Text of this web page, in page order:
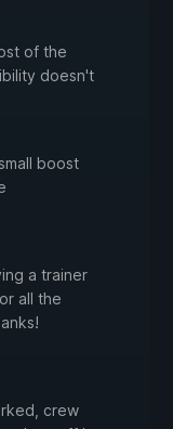
of the
doesn't
boost
a trainer
all the
crew